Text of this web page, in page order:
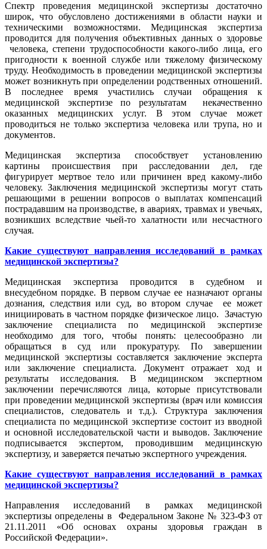
Спектр проведения медицинской экспертизы достаточно
широк, что обусловлено достижениями в области науки и
техническими возможностями. Медицинская экспертиза
проводится для получения объективных данных о здоровье
человека, степени трудоспособности какого-либо лица, его
пригодности к военной службе или тяжелому физическому
труду. Необходимость в проведении медицинской экспертизы
может возникнуть при определении родственных отношений.
В последнее время участились случаи обращения к
медицинской экспертизе по результатам некачественно
оказанных медицинских услуг. В этом случае может
проводиться не только экспертиза человека или трупа, но и
документов.
Медицинская экспертиза способствует установлению
картины происшествия при расследовании дел, где
фигурирует мертвое тело или причинен вред какому-либо
человеку. Заключения медицинской экспертизы могут стать
решающими в решении вопросов о выплатах компенсаций
пострадавшим на производстве, в авариях, травмах и увечьях,
возникших вследствие чьей-то халатности или несчастного
случая.
Какие существуют направления исследований в рамках
медицинской экспертизы?
Медицинская экспертиза проводится в судебном и
внесудебном порядке. В первом случае ее назначают органы
дознания, следствия или суд, во втором случае ее может
инициировать в частном порядке физическое лицо. Зачастую
заключение специалиста по медицинской экспертизе
необходимо для того, чтобы понять: целесообразно ли
обращаться в суд или прокуратуру. По завершении
медицинской экспертизы составляется заключение эксперта
или заключение специалиста. Документ отражает ход и
результаты исследования. В медицинском экспертном
заключении перечисляются лица, которые присутствовали
при проведении медицинской экспертизы (врач или комиссия
специалистов, следователь и т.д.). Структура заключения
специалиста по медицинской экспертизе состоит из вводной
и основной исследовательской части и выводов. Заключение
подписывается экспертом, проводившим медицинскую
экспертизу, и заверяется печатью экспертного учреждения.
Какие существуют направления исследований в рамках
медицинской экспертизы?
Направления исследований в рамках медицинской
экспертизы определены в Федеральном Законе № 323-ФЗ от
21.11.2011 «Об основах охраны здоровья граждан в
Российской Федерации».